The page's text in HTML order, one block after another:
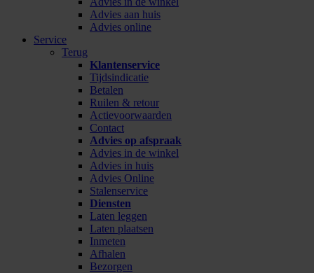
Advies aan huis
Advies online
Service
Terug
Klantenservice
Tijdsindicatie
Betalen
Ruilen & retour
Actievoorwaarden
Contact
Advies op afspraak
Advies in de winkel
Advies in huis
Advies Online
Stalenservice
Diensten
Laten leggen
Laten plaatsen
Inmeten
Afhalen
Bezorgen